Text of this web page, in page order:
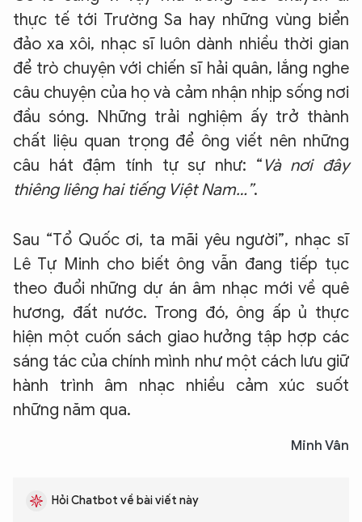
thực tế tới Trường Sa hay những vùng biển
đảo xa xôi, nhạc sĩ luôn dành nhiều thời gian
để trò chuyện với chiến sĩ hải quân, lắng nghe
câu chuyện của họ và cảm nhận nhịp sống nơi
đầu sóng. Những trải nghiệm ấy trở thành
chất liệu quan trọng để ông viết nên những
câu hát đậm tính tự sự như: “ Và nơi đây
thiêng liêng hai tiếng Việt Nam…”.
Sau “Tổ Quốc ơi, ta mãi yêu người”, nhạc sĩ
Lê Tự Minh cho biết ông vẫn đang tiếp tục
theo đuổi những dự án âm nhạc mới về quê
hương, đất nước. Trong đó, ông ấp ủ thực
hiện một cuốn sách giao hưởng tập hợp các
sáng tác của chính mình như một cách lưu giữ
hành trình âm nhạc nhiều cảm xúc suốt
những năm qua.
Minh Vân
Hỏi Chatbot về bài viết này
XIN CHÀO,
TÔI LÀ CHATBOT CỦA